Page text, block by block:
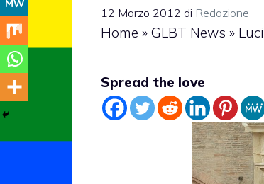
12 Marzo 2012 di Redazione
Home » GLBT News »
Spread the love